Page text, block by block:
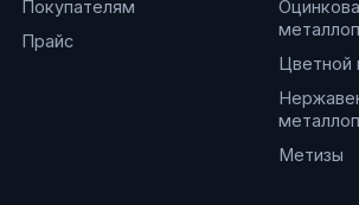
Покупателям
Прайс
Цветной
Метизы